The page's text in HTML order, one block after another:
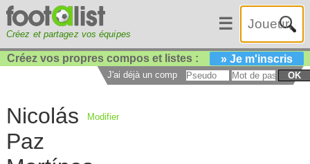
Créez et partagez vos équipes
☰
Créez vos propres compos et listes : » Je m'inscris
J'ai déjà un compte : OK
Nicolás
Paz
Modifier